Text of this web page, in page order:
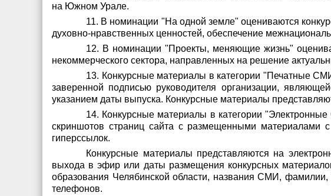
на Южном Урале.
11. В номинации "На одной земле" оцениваются
духовно-нравственных ценностей, обеспечение
12. В номинации "Проекты, меняющие жизнь"
некоммерческого сектора, направленных на решение
13. Конкурсные материалы в категории "Печатные
заверенной подписью руководителя организации,
указанием даты выпуска. Конкурсные материалы
14. Конкурсные материалы в категории
скриншотов страниц сайта с размещенными материалами
гиперссылок.
Конкурсные материалы представляются на
выхода в эфир или даты размещения конкурсных
образования Челябинской области, названия СМИ, фамилии,
телефонов.